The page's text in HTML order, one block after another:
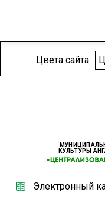
Цвета сайта: Ц
КУЛЬТУРЫ
Электронный